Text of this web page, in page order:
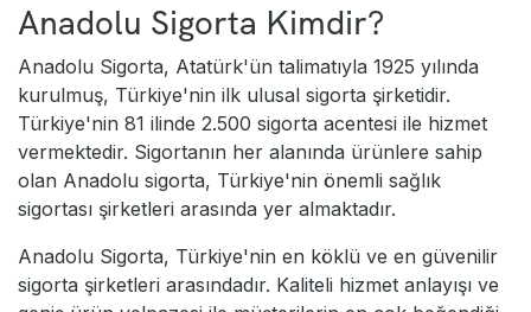
Anadolu Sigorta Kimdir?
Anadolu Sigorta, Atatürk'ün talimatıyla 1925 yılında
kurulmuş, Türkiye'nin ilk ulusal sigorta şirketidir.
Türkiye'nin 81 ilinde 2.500 sigorta acentesi ile hizmet
vermektedir. Sigortanın her alanında ürünlere sahip
olan Anadolu sigorta, Türkiye'nin önemli sağlık
sigortası şirketleri arasında yer almaktadır.
Anadolu Sigorta, Türkiye'nin en köklü ve en güvenilir
sigorta şirketleri arasındadır. Kaliteli hizmet anlayışı ve